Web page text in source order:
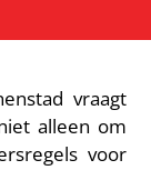
vraagt
alleen om
voor